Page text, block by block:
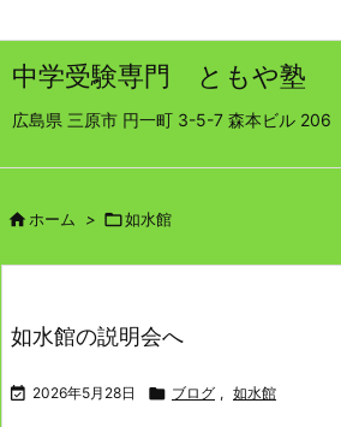
中学受験専門 ともや塾
広島県 三原市 円一町 3-5-7 森本ビル
 ホーム > 如水館
如水館の説明会へ
 2026年5月28日  ブログ , 如水館